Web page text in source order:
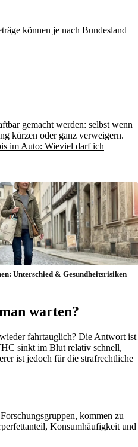
können je nach Bundesland
gemacht werden: selbst wenn
kürzen oder ganz verweigern.
im Auto: Wieviel darf ich
Unterschied & Gesundheitsrisiken
warten?
wieder fahrtauglich? Die Antwort ist
sinkt im Blut relativ schnell,
ist jedoch für die strafrechtliche
kommen zu
Konsumhäufigkeit und